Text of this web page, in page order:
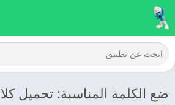
ضع الكلمة المناسبة: تحميل